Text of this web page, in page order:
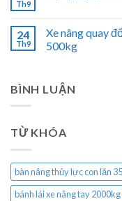
Th9
24
Th9
Xe nâng quay
500kg
BÌNH LUẬN
TỪ KHÓA
bàn nâng thủy lực con lăn
bánh lái xe nâng tay 2000kg